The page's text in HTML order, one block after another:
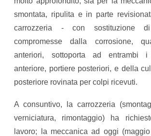
smontata, ripulita e in parte
carrozzeria - con sostituzione
compromesse dalla corrosione,
anteriori, sottoporta ad entrambi
anteriore, portiere posteriori, e della
posteriore rovinata per colpi ricevuti.
A consuntivo, la carrozzeria
verniciatura, rimontaggio) ha
lavoro; la meccanica ad oggi